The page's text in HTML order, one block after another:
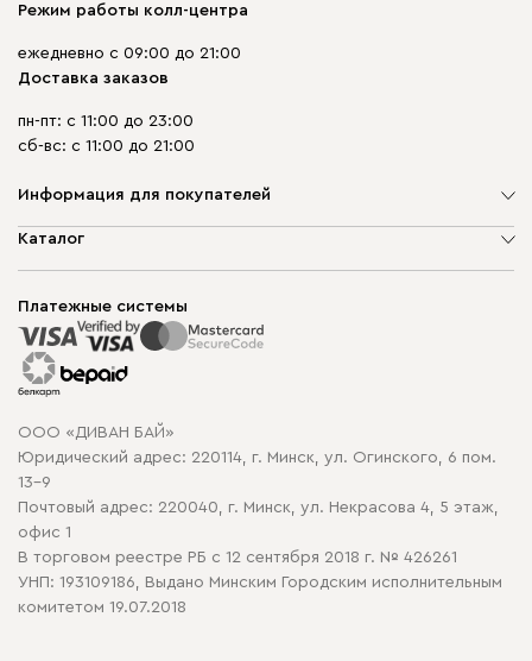
Режим работы колл-центра
ежедневно с 09:00 до 21:00
Доставка заказов
пн-пт: с 11:00 до 23:00
сб-вс: с 11:00 до 21:00
Информация для покупателей
О компании
Способы оплаты
Рассрочка и кредит
Гарантия
Карта сайта
Политика конфиденциальности
Политика в отношении обработки cookie
Каталог
Корпусная мебель
Распродажа мебели
Платежные системы
ООО «ДИВАН БАЙ»
Юридический адрес: 220114, г. Минск, ул. Огинского, 6 пом.
13-9
Почтовый адрес: 220040, г. Минск, ул. Некрасова 4, 5 этаж,
офис 1
В торговом реестре РБ с 12 сентября 2018 г. № 426261
УНП: 193109186, Выдано Минским Городским исполнительным
комитетом 19.07.2018